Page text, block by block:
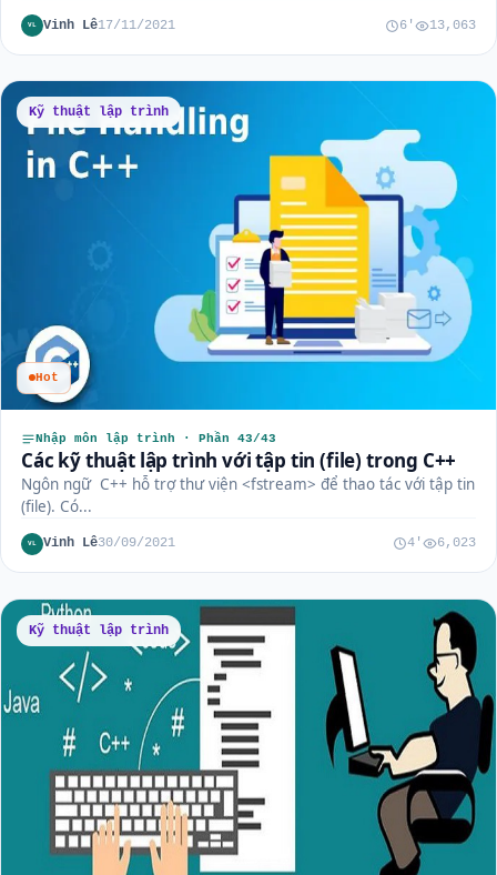
VL Vinh Lê17/11/2021 6' 13,063
Kỹ thuật lập trình
Hot
Nhập môn lập trình · Phần 43/43
Các kỹ thuật lập trình với tập tin (file) trong C++
Ngôn ngữ C++ hỗ trợ thư viện <fstream> để thao tác với tập tin
(file). Có...
VL Vinh Lê30/09/2021 4' 6,023
Kỹ thuật lập trình